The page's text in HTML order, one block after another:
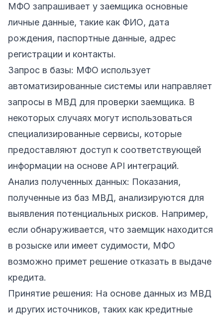
МФО запрашивает у заемщика основные
личные данные, такие как ФИО, дата
рождения, паспортные данные, адрес
регистрации и контакты.
Запрос в базы: МФО использует
автоматизированные системы или направляет
запросы в МВД для проверки заемщика. В
некоторых случаях могут использоваться
специализированные сервисы, которые
предоставляют доступ к соответствующей
информации на основе API интеграций.
Анализ полученных данных: Показания,
полученные из баз МВД, анализируются для
выявления потенциальных рисков. Например,
если обнаруживается, что заемщик находится
в розыске или имеет судимости, МФО
возможно примет решение отказать в выдаче
кредита.
Принятие решения: На основе данных из МВД
и других источников, таких как кредитные